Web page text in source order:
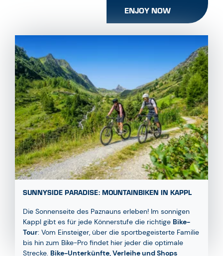
ENJOY NOW
SUNNYSIDE PARADISE: MOUNTAINBIKEN IN KAPPL
Die Sonnenseite des Paznauns erleben! Im sonnigen
Kappl gibt es für jede Könnerstufe die richtige Bike-
Tour: Vom Einsteiger, über die sportbegeisterte Familie
bis hin zum Bike-Pro findet hier jeder die optimale
Strecke. Bike-Unterkünfte, Verleihe und Shops